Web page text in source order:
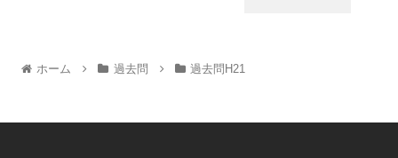
ホーム 過去問 過去問H21